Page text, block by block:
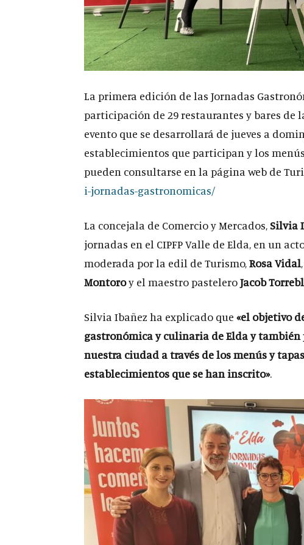
La primera edición de las Jornadas
participación de 29 restaurantes y bares de
evento que se desarrollará de jueves a
establecimientos que participan y los menús
pueden consultarse en la página web de
i-jornadas-gastronomicas/
La concejala de Comercio y Mercados,Silvia
jornadas en el CIPFP Valle de Elda, en un
moderada por la edil de Turismo,Rosa Vidal
Montoroy el maestro pasteleroJacob
Silvia Ibañez ha explicado que «el objetivo
gastronómica y culinaria de Elda y
nuestra ciudad a través de los menús y
establecimientos que se han inscrito».